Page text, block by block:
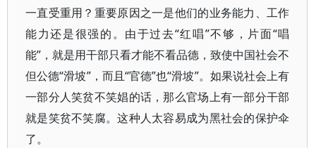
一直受重用？重要原因之一是他们的业务能力、工作
能力还是很强的。由于过去“红唱”不够，片面“唱
能”，就是用干部只看才能不看品德，致使中国社会不
但公德“滑坡”，而且“官德”也“滑坡”。如果说社会上有
一部分人笑贫不笑娼的话，那么官场上有一部分干部
就是笑贫不笑腐。这种人太容易成为黑社会的保护伞
了。